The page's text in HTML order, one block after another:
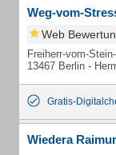
Weg-vom-
Web
Freiherr-vom-
13467 Berlin -
Gratis-
Wiedera